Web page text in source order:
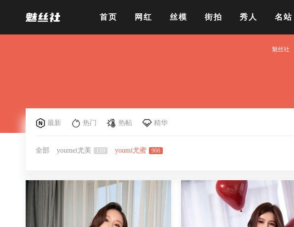
首页 网红 丝模 街拍 秀人 名站
魅丝社
最新 热门 热帖 精华
全部 youmei尤美 110 youmi尤蜜 906